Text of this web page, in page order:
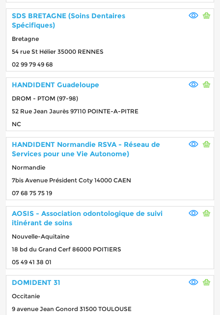
SDS BRETAGNE (Soins Dentaires
Spécifiques)
Bretagne
54 rue St Hélier 35000 RENNES
02 99 79 49 68
HANDIDENT Guadeloupe
DROM - PTOM (97-98)
52 Rue Jean Jaurès 97110 POINTE-A-PITRE
NC
HANDIDENT Normandie RSVA - Réseau de
Services pour une Vie Autonome)
Normandie
7bis Avenue Président Coty 14000 CAEN
07 68 75 75 19
AOSIS - Association odontologique de suivi
itinérant de soins
Nouvelle-Aquitaine
18 bd du Grand Cerf 86000 POITIERS
05 49 41 38 01
DOMIDENT 31
Occitanie
9 avenue Jean Gonord 31500 TOULOUSE